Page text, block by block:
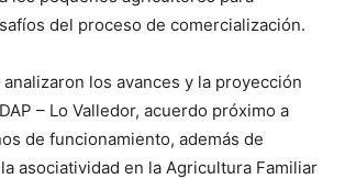
del proceso de comercialización.
analizaron los avances y la proyección
– Lo Valledor, acuerdo próximo a
de funcionamiento, además de
asociatividad en la Agricultura Familiar